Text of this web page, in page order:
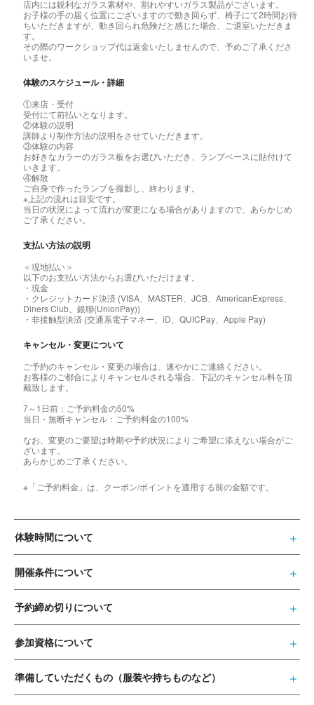
店内には鋭利なガラス素材や、割れやすいガラス製品がございます。
お子様の手の届く位置にございますので動き回らず、椅子にて2時間お待
ちいただきますが、動き回られ危険だと感じた場合、ご退室いただきま
す。
その際のワークショップ代は返金いたしませんので、予めご了承くださ
いませ。
体験のスケジュール・詳細
①来店・受付
受付にて前払いとなります。
②体験の説明
講師より制作方法の説明をさせていただきます。
③体験の内容
お好きなカラーのガラス板をお選びいただき、ランプベースに貼付けて
いきます。
④解散
ご自身で作ったランプを撮影し、終わります。
※上記の流れは目安です。
当日の状況によって流れが変更になる場合がありますので、あらかじめ
ご了承ください。
支払い方法の説明
＜現地払い＞
以下のお支払い方法からお選びいただけます。
・現金
・クレジットカード決済 (VISA、MASTER、JCB、AmericanExpress、
Diners Club、銀聯(UnionPay))
・非接触型決済 (交通系電子マネー、iD、QUICPay、Apple Pay)
キャンセル・変更について
ご予約のキャンセル・変更の場合は、速やかにご連絡ください。
お客様のご都合によりキャンセルされる場合、下記のキャンセル料を頂
戴致します。
7～1日前：ご予約料金の50%
当日・無断キャンセル：ご予約料金の100%
なお、変更のご要望は時期や予約状況によりご希望に添えない場合がご
ざいます。
あらかじめご了承ください。
※「ご予約料金」は、クーポン/ポイントを適用する前の金額です。
体験時間について
開催条件について
予約締め切りについて
参加資格について
準備していただくもの（服装や持ちものなど）